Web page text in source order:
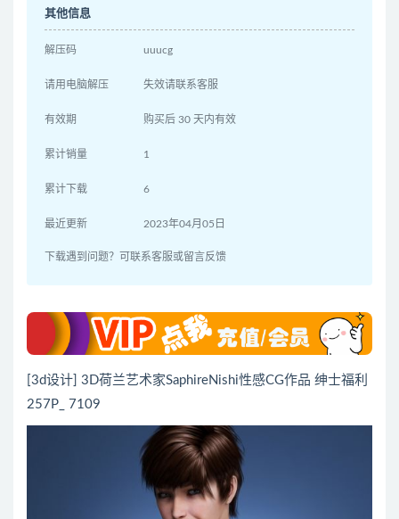
其他信息
解压码 uuucg
请用电脑解压 失效请联系客服
有效期 购买后 30 天内有效
累计销量 1
累计下载 6
最近更新 2023年04月05日
下载遇到问题？可联系客服或留言反馈
[3d设计] 3D荷兰艺术家SaphireNishi性感CG作品 绅士福利
257P_ 7109